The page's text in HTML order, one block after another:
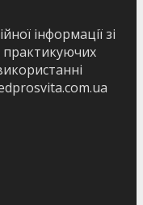
інформації зі
практикуючих